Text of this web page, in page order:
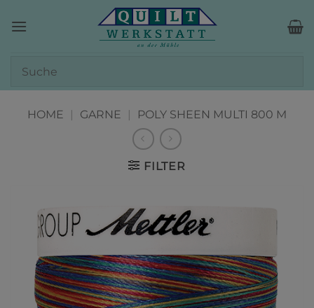
Inhalt
HOME | GARNE | POLY SHEEN MULTI 800 M
FILTER